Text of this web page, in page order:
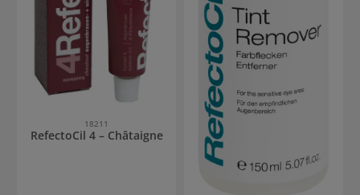
18211
RefectoCil 4 – Châtaigne